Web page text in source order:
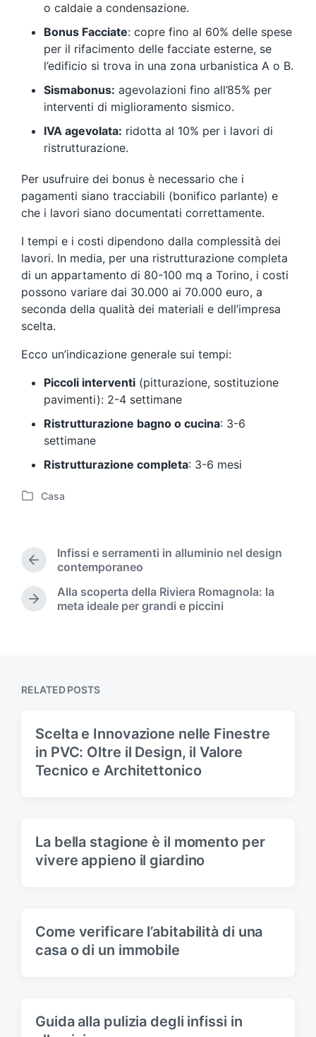
o caldaie a condensazione.
Bonus Facciate: copre fino al 60% delle spese
per il rifacimento delle facciate esterne, se
l’edificio si trova in una zona urbanistica A o B.
Sismabonus: agevolazioni fino all’85% per
interventi di miglioramento sismico.
IVA agevolata: ridotta al 10% per i lavori di
ristrutturazione.
Per usufruire dei bonus è necessario che i
pagamenti siano tracciabili (bonifico parlante) e
che i lavori siano documentati correttamente.
I tempi e i costi dipendono dalla complessità dei
lavori. In media, per una ristrutturazione completa
di un appartamento di 80-100 mq a Torino, i costi
possono variare dai 30.000 ai 70.000 euro, a
seconda della qualità dei materiali e dell’impresa
scelta.
Ecco un’indicazione generale sui tempi:
Piccoli interventi (pitturazione, sostituzione
pavimenti): 2-4 settimane
Ristrutturazione bagno o cucina: 3-6
settimane
Ristrutturazione completa: 3-6 mesi
P
e
n
Casa
P
e
v
o
:
Infissi e serramenti in alluminio nel design
contemporaneo
N
s
Alla scoperta della Riviera Romagnola: la
meta ideale per grandi e piccini
RELATED POSTS
Scelta e Innovazione nelle Finestre
in PVC: Oltre il Design, il Valore
Tecnico e Architettonico
La bella stagione è il momento per
vivere appieno il giardino
Come verificare l’abitabilità di una
casa o di un immobile
Guida alla pulizia degli infissi in